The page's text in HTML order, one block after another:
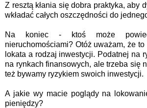
Z resztą kłania się dobra praktyka, aby
wkładać całych oszczędności do
Na koniec - ktoś może
nieruchomościami? Otóż uważam, że
lokata a rodzaj inwestycji. Podatnej na
na rynkach finansowych, ale trzeba się
też bywamy ryzykiem swoich inwestycji.
A jakie wy macie poglądy na
pieniędzy?